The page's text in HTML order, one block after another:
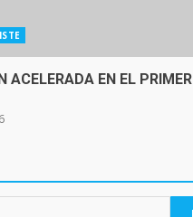
ACELERADA EN EL PRIMER